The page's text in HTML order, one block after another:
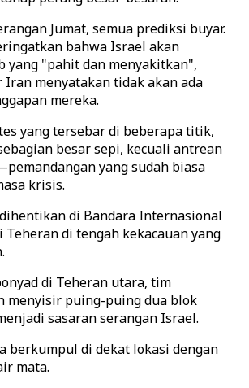
Jumat, semua prediksi buyar.
bahwa Israel akan
yang "pahit dan menyakitkan",
menyatakan tidak akan ada
mereka.
yang tersebar di beberapa titik,
besar sepi, kecuali antrean
yang sudah biasa
krisis.
di Bandara Internasional
Teheran di tengah kekacauan yang
di Teheran utara, tim
menyisir puing-puing dua blok
sasaran serangan Israel.
berkumpul di dekat lokasi dengan
mata.